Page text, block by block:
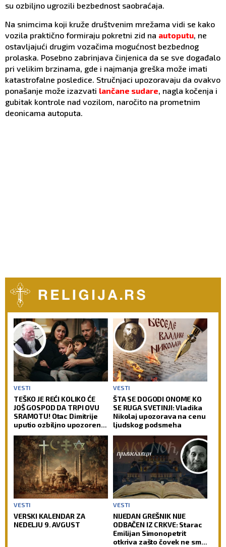
su ozbiljno ugrozili bezbednost saobraćaja.
Na snimcima koji kruže društvenim mrežama vidi se kako
vozila praktično formiraju pokretni zid na autoputu, ne
ostavljajući drugim vozačima mogućnost bezbednog
prolaska. Posebno zabrinjava činjenica da se sve događalo
pri velikim brzinama, gde i najmanja greška može imati
katastrofalne posledice. Stručnjaci upozoravaju da ovakvo
ponašanje može izazvati lančane sudare, nagla kočenja i
gubitak kontrole nad vozilom, naročito na prometnim
deonicama autoputa.
VESTI
TEŠKO JE REĆI KOLIKO ĆE
JOŠ GOSPOD DA TRPI OVU
SRAMOTU! Otac Dimitrije
uputio ozbiljno upozorenje
spasavaju decu od zla!
VESTI
ŠTA SE DOGODI ONOME KO
SE RUGA SVETINJI: Vladika
Nikolaj upozorava na cenu
ljudskog podsmeha
VESTI
VERSKI KALENDAR ZA
NEDELJU 9. AVGUST
VESTI
NIJEDAN GREŠNIK NIJE
ODBAČEN IZ CRKVE: Starac
Emilijan Simonopetrit
otkriva zašto čovek ne sme